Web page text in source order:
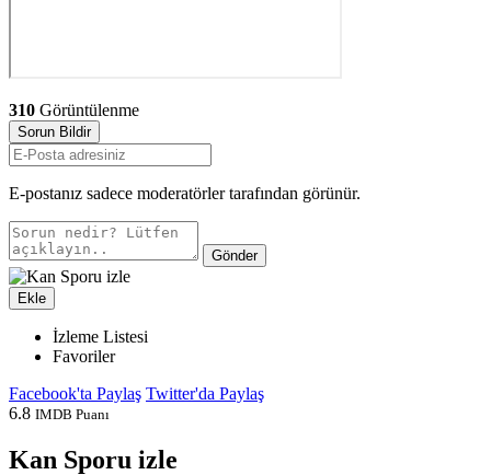
310 Görüntülenme
Sorun Bildir
E-postanız sadece moderatörler tarafından görünür.
Gönder
Ekle
İzleme Listesi
Favoriler
Facebook'ta Paylaş Twitter'da Paylaş
6.8 IMDB Puanı
Kan Sporu izle